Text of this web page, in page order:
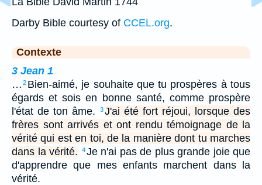
Darby Bible courtesy of CCEL.org.
Contexte
3 Jean 1
… 2 Bien-aimé, je souhaite que tu prospères à tous
égards et sois en bonne santé, comme prospère
l'état de ton âme.
3J'ai été fort réjoui, lorsque des
frères sont arrivés et ont rendu témoignage de la
vérité qui est en toi, de la manière dont tu marches
dans la vérité.
4 Je n'ai pas de plus grande joie que
d'apprendre que mes enfants marchent dans la
vérité.